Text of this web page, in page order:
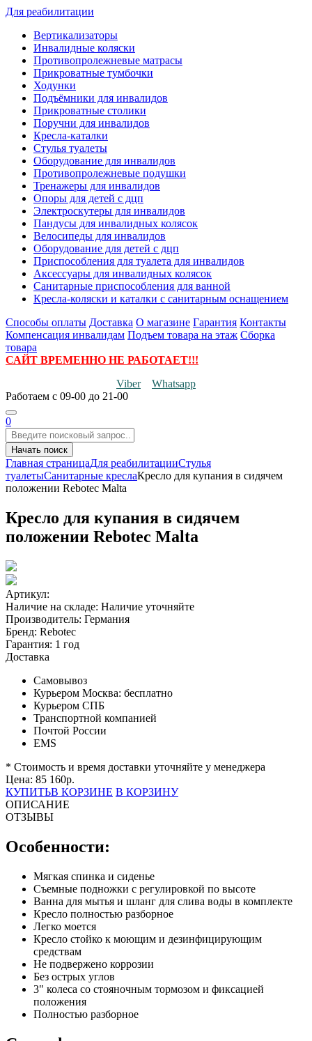
Для реабилитации
Вертикализаторы
Инвалидные коляски
Противопролежневые матрасы
Прикроватные тумбочки
Ходунки
Подъёмники для инвалидов
Прикроватные столики
Поручни для инвалидов
Кресла-каталки
Стулья туалеты
Оборудование для инвалидов
Противопролежневые подушки
Тренажеры для инвалидов
Опоры для детей с дцп
Электроскутеры для инвалидов
Пандусы для инвалидных колясок
Велосипеды для инвалидов
Оборудование для детей с дцп
Приспособления для туалета для инвалидов
Аксессуары для инвалидных колясок
Санитарные приспособления для ванной
Кресла-коляски и каталки с санитарным оснащением
Способы оплаты Доставка О магазине Гарантия Контакты
Компенсация инвалидам Подъем товара на этаж Сборка
товара
САЙТ ВРЕМЕННО НЕ РАБОТАЕТ!!!
Viber
Whatsapp
Работаем с 09-00 до 21-00
0
Начать поиск
Главная страницаДля реабилитацииСтулья
туалетыСанитарные креслаКресло для купания в сидячем
положении Rebotec Malta
Кресло для купания в сидячем
положении Rebotec Malta
Артикул:
Наличие на складе: Наличие уточняйте
Производитель: Германия
Бренд: Rebotec
Гарантия: 1 год
Доставка
Самовывоз
Курьером Москва: бесплатно
Курьером СПБ
Транспортной компанией
Почтой России
EMS
* Стоимость и время доставки уточняйте у менеджера
Цена: 85 160р.
КУПИТЬВ КОРЗИНЕ В КОРЗИНУ
ОПИСАНИЕ
ОТЗЫВЫ
Особенности:
Мягкая спинка и сиденье
Съемные подножки с регулировкой по высоте
Ванна для мытья и шланг для слива воды в комплекте
Кресло полностью разборное
Легко моется
Кресло стойко к моющим и дезинфицирующим
средствам
Не подвержено коррозии
Без острых углов
3" колеса со стояночным тормозом и фиксацией
положения
Полностью разборное